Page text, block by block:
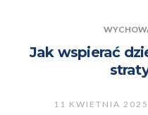
Jak wspierać
11 KWIETNIA 2025